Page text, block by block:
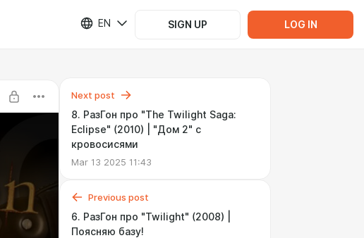
EN SIGN UP LOG IN
Next post
8. РазГон про "The Twilight Saga:
Eclipse" (2010) | "Дом 2" с
кровосисями
Mar 13 2025 11:43
Previous post
6. РазГон про "Twilight" (2008) |
Поясняю базу!